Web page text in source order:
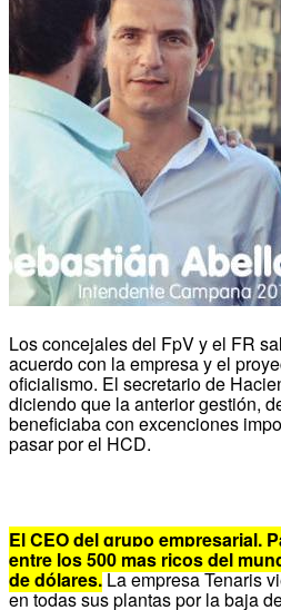
Los concejales del FpV y el FR
acuerdo con la empresa y el
oficialismo. El secretario de
diciendo que la anterior gestión,
beneficiaba con excenciones
pasar por el HCD.
El CEO del grupo empresarial,
entre los 500 mas ricos del
de dólares.La empresa Tenaris
en todas sus plantas por la baja